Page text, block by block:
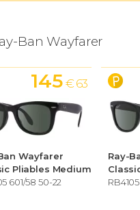
Ban Wayfarer
Wayfarer
Pliables Medium
601/58 50-22
145 € 63
Ray-